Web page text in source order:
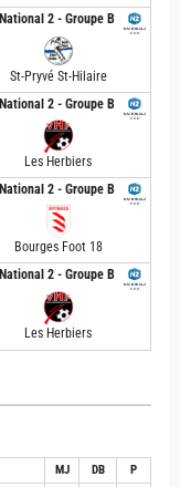
National 2 - Groupe B
St-Pryvé St-Hilaire
National 2 - Groupe B
Les Herbiers
National 2 - Groupe B
Bourges Foot 18
National 2 - Groupe B
Les Herbiers
MJ DB P